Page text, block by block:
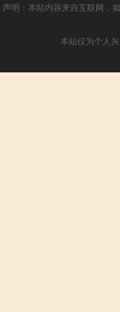
声明：本站内容来自互联网，
本站仅为个人